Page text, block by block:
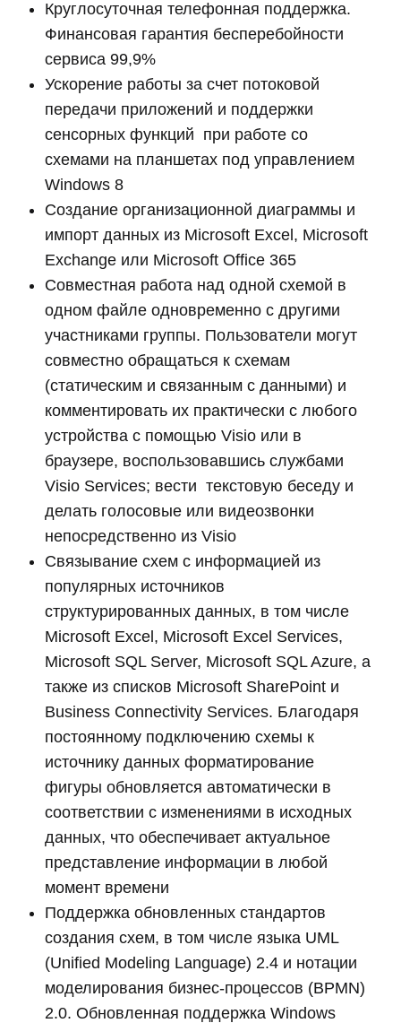
Круглосуточная телефонная поддержка.
Финансовая гарантия бесперебойности
сервиса 99,9%
Ускорение работы за счет потоковой
передачи приложений и поддержки
сенсорных функций при работе со
схемами на планшетах под управлением
Windows 8
Создание организационной диаграммы и
импорт данных из Microsoft Excel, Microsoft
Exchange или Microsoft Office 365
Совместная работа над одной схемой в
одном файле одновременно с другими
участниками группы. Пользователи могут
совместно обращаться к схемам
(статическим и связанным с данными) и
комментировать их практически с любого
устройства с помощью Visio или в
браузере, воспользовавшись службами
Visio Services; вести текстовую беседу и
делать голосовые или видеозвонки
непосредственно из Visio
Связывание схем с информацией из
популярных источников
структурированных данных, в том числе
Microsoft Excel, Microsoft Excel Services,
Microsoft SQL Server, Microsoft SQL Azure, а
также из списков Microsoft SharePoint и
Business Connectivity Services. Благодаря
постоянному подключению схемы к
источнику данных форматирование
фигуры обновляется автоматически в
соответствии с изменениями в исходных
данных, что обеспечивает актуальное
представление информации в любой
момент времени
Поддержка обновленных стандартов
создания схем, в том числе языка UML
(Unified Modeling Language) 2.4 и нотации
моделирования бизнес-процессов (BPMN)
2.0. Обновленная поддержка Windows